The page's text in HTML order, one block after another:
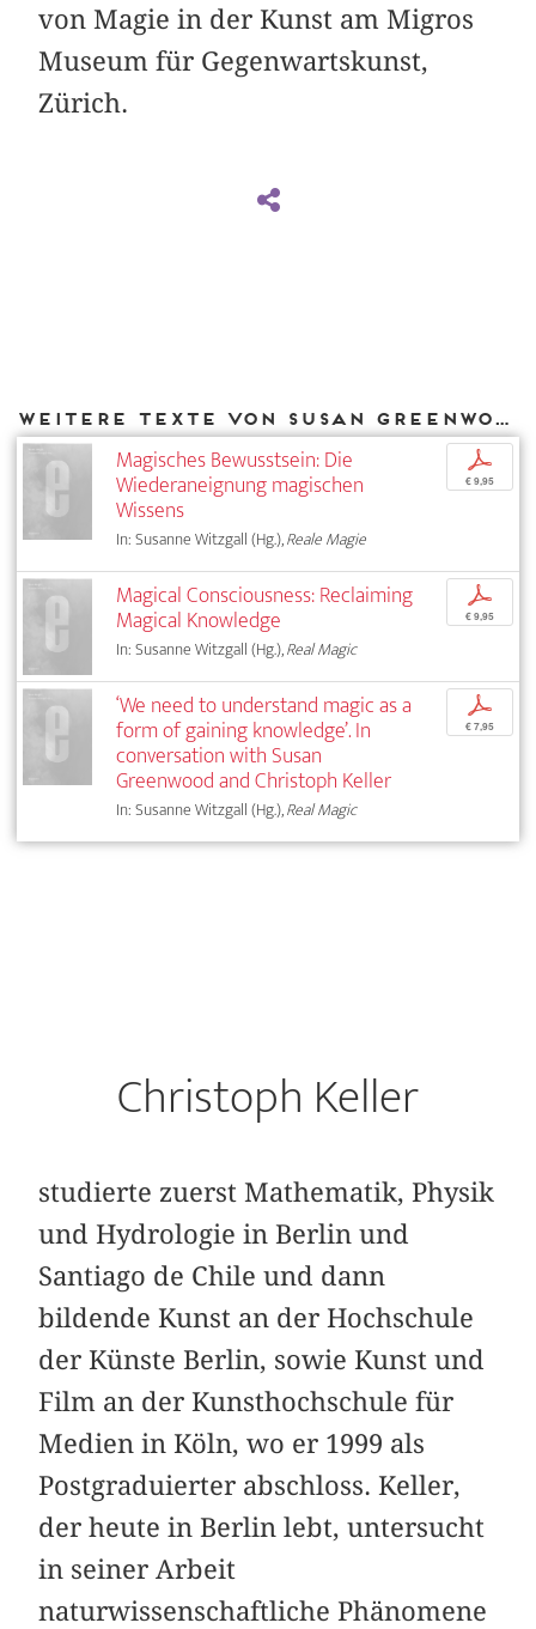
von Magie in der Kunst am Migros
Museum für Gegenwartskunst,
Zürich.
Weitere Texte von Susan Greenwood bei DIAPHANES
Magisches Bewusstsein: Die
Wiederaneignung magischen
Wissens
In: Susanne Witzgall (Hg.),Reale Magie
p
€ 9,95
Magical Consciousness: Reclaiming
Magical Knowledge
In: Susanne Witzgall (Hg.),Real Magic
p
€ 9,95
‘We need to understand magic as a
form of gaining knowledge’. In
conversation with Susan
Greenwood and Christoph Keller
In: Susanne Witzgall (Hg.),Real Magic
p
€ 7,95
Christoph Keller
studierte zuerst Mathematik, Physik
und Hydrologie in Berlin und
Santiago de Chile und dann
bildende Kunst an der Hochschule
der Künste Berlin, sowie Kunst und
Film an der Kunsthochschule für
Medien in Köln, wo er 1999 als
Postgraduierter abschloss. Keller,
der heute in Berlin lebt, untersucht
in seiner Arbeit
naturwissenschaftliche Phänomene